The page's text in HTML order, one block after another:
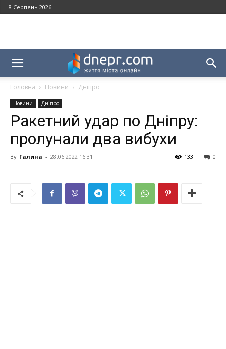
8 Серпень 2026
Головна Новини Дніпро
Новини Дніпро
Ракетний удар по Дніпру:
пролунали два вибухи
By Галина - 28.06.2022 16:31 0
133